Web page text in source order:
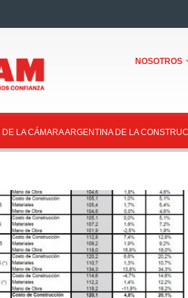
NOSOTROS
DE LA CÁMARA ARGENTINA DE LA